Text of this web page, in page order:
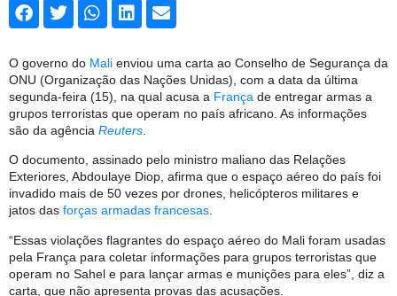
O governo do Mali enviou uma carta ao Conselho de Segurança da
ONU (Organização das Nações Unidas), com a data da última
segunda-feira (15), na qual acusa a França de entregar armas a
grupos terroristas que operam no país africano. As informações
são da agência Reuters
O documento, assinado pelo ministro maliano das Relações
Exteriores, Abdoulaye Diop, afirma que o espaço aéreo do país foi
invadido mais de 50 vezes por drones, helicópteros militares e
jatos das forças armadas francesas.
“Essas violações flagrantes do espaço aéreo do Mali foram usadas
pela França para coletar informações para grupos terroristas que
operam no Sahel e para lançar armas e munições para eles”, diz a
carta, que não apresenta provas das acusações.